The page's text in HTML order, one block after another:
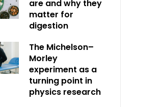
are and why they
matter for
digestion
The Michelson–
Morley
experiment as a
turning point in
physics research